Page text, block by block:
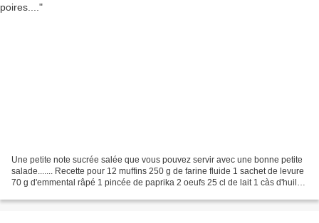
Une petite note sucrée salée que vous pouvez servir avec une bonne petite
salade....... Recette pour 12 muffins 250 g de farine fluide 1 sachet de levure
70 g d'emmental râpé 1 pincée de paprika 2 oeufs 25 cl de lait 1 càs d'huile